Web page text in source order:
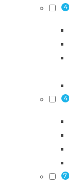
4
4
7